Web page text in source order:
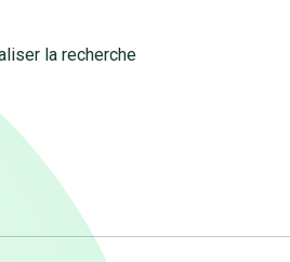
la recherche